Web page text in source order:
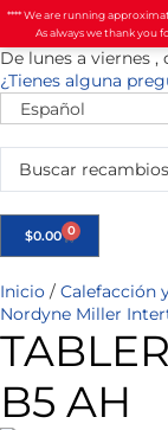
**** We are running
As always we thank you
De lunes a viernes ,
¿Tienes alguna
Español
$0.00 0
Inicio / Calefacción
Nordyne Miller
B5 AH